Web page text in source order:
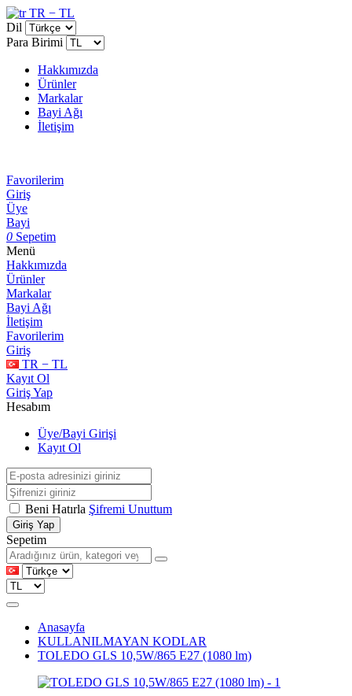
TR − TL
Dil
Para Birimi
Hakkımızda
Ürünler
Markalar
Bayi Ağı
İletişim
Favorilerim
Giriş
Üye
Bayi
0 Sepetim
Menü
Hakkımızda
Ürünler
Markalar
Bayi Ağı
İletişim
Favorilerim
Giriş
TR − TL
Kayıt Ol
Giriş Yap
Hesabım
Üye/Bayi Girişi
Kayıt Ol
Beni Hatırla Şifremi Unuttum
Giriş Yap
Sepetim
Anasayfa
KULLANILMAYAN KODLAR
TOLEDO GLS 10,5W/865 E27 (1080 lm)